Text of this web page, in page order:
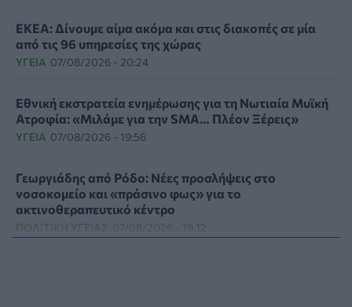
ΕΚΕΑ: Δίνουμε αίμα ακόμα και στις διακοπές σε μία
από τις 96 υπηρεσίες της χώρας
ΥΓΕΊΑ 07/08/2026 - 20:24
Εθνική εκστρατεία ενημέρωσης για τη Νωτιαία Μυϊκή
Ατροφία: «Μιλάμε για την SMA… Πλέον Ξέρεις»
ΥΓΕΊΑ 07/08/2026 - 19:56
Γεωργιάδης από Ρόδο: Νέες προσλήψεις στο
νοσοκομείο και «πράσινο φως» για το
ακτινοθεραπευτικό κέντρο
ΠΟΛΙΤΙΚΉ ΥΓΕΊΑΣ 07/08/2026 - 19:12